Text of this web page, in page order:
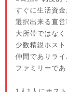
すぐに生活資
選択出来る直
大所帯ではなく
少数精鋭ホスト
仲間でありライ
ファミリーであ